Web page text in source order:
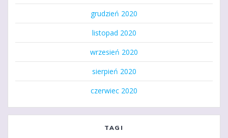
grudzień 2020
listopad 2020
wrzesień 2020
sierpień 2020
czerwiec 2020
TAGI